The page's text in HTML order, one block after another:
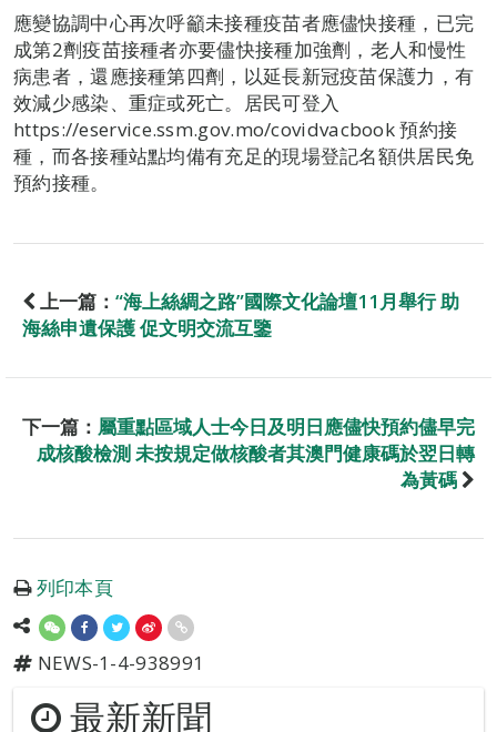
應變協調中心再次呼籲未接種疫苗者應儘快接種，已完
成第2劑疫苗接種者亦要儘快接種加強劑，老人和慢性
病患者，還應接種第四劑，以延長新冠疫苗保護力，有
效減少感染、重症或死亡。居民可登入
https://eservice.ssm.gov.mo/covidvacbook 預約接
種，而各接種站點均備有充足的現場登記名額供居民免
預約接種。
上一篇： “海上絲綢之路”國際文化論壇11月舉行 助
海絲申遺保護 促文明交流互鑒
下一篇： 屬重點區域人士今日及明日應儘快預約儘早完
成核酸檢測 未按規定做核酸者其澳門健康碼於翌日轉
為黃碼
列印本頁
NEWS-1-4-938991
最新新聞